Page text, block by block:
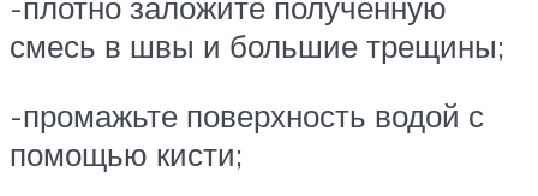
смесь в швы и большие трещины;
-промажьте поверхность водой с
помощью кисти;